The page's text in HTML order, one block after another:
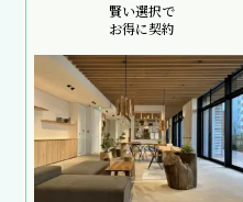
賢い選択で
お得に契約